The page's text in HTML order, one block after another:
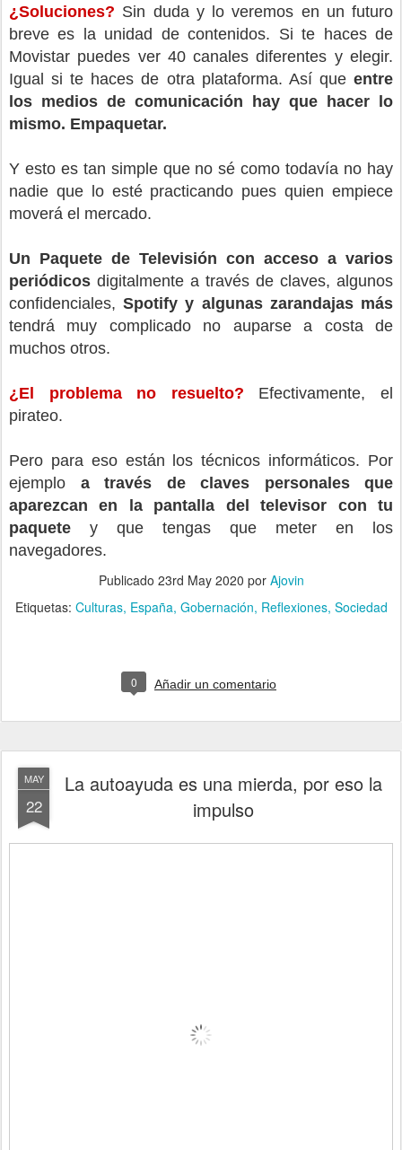
¿Soluciones? Sin duda y lo veremos en un futuro
breve es la unidad de contenidos. Si te haces de
Movistar puedes ver 40 canales diferentes y elegir.
Igual si te haces de otra plataforma. Así que entre
los medios de comunicación hay que hacer lo
mismo. Empaquetar.
Y esto es tan simple que no sé como todavía no hay
nadie que lo esté practicando pues quien empiece
moverá el mercado.
Un Paquete de Televisión con acceso a varios
periódicos digitalmente a través de claves, algunos
confidenciales,Spotify y algunas zarandajas más
tendrá muy complicado no auparse a costa de
muchos otros.
¿El problema no resuelto? Efectivamente, el
pirateo.
Pero para eso están los técnicos informáticos. Por
ejemplo a través de claves personales que
aparezcan en la pantalla del televisor con tu
paquete y que tengas que meter en los
navegadores.
Publicado 23rd May 2020 por Ajovin
Etiquetas: Culturas España Gobernación Reflexiones Sociedad
0 Añadir un comentario
MAY
22
La autoayuda es una mierda, por eso la
impulso